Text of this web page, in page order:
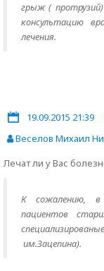
грыж (
консультацию
лечения.
19.09.2015 21:39
Веселов Михаил
Лечат ли у Вас
К сожалению, в
пациентов
им.Зацепина).